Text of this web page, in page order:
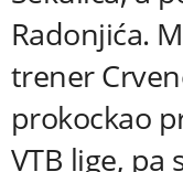
Radonjića.
trener
prokockao
VTB lige, pa